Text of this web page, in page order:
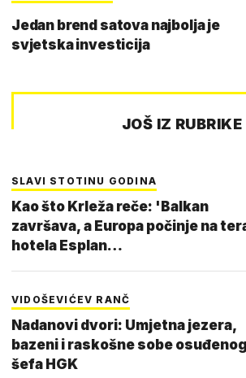
Jedan brend satova najbolja je
svjetska investicija
JOŠ IZ RUBRIKE
SLAVI STOTINU GODINA
Kao što Krleža reče: 'Balkan
završava, a Europa počinje na
hotela Esplan…
VIDOŠEVIĆEV RANČ
Nadanovi dvori: Umjetna jezera,
bazeni i raskošne sobe
šefa HGK